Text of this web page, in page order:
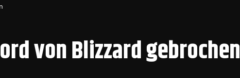
von Blizzard gebrochen